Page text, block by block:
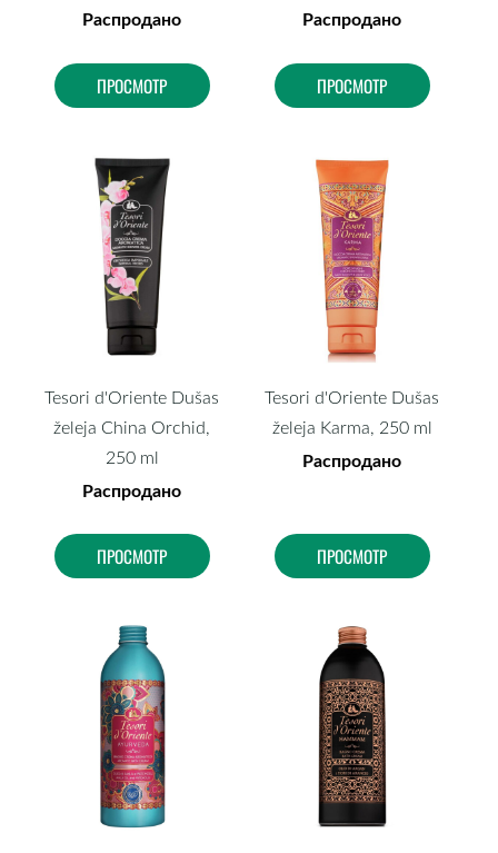
Распродано
ПРОСМОТР
Распродано
ПРОСМОТР
Tesori d'Oriente Dušas
želeja China Orchid,
250 ml
Распродано
ПРОСМОТР
Tesori d'Oriente Dušas
želeja Karma, 250 ml
Распродано
ПРОСМОТР